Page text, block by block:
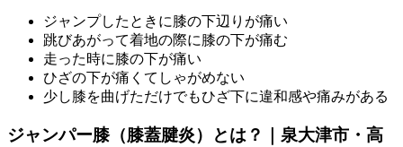
ジャンプしたときに膝の下辺りが痛い
跳びあがって着地の際に膝の下が痛む
走った時に膝の下が痛い
ひざの下が痛くてしゃがめない
少し膝を曲げただけでもひざ下に違和感や痛みがある
ジャンパー膝（膝蓋腱炎）とは？｜泉大津市・高